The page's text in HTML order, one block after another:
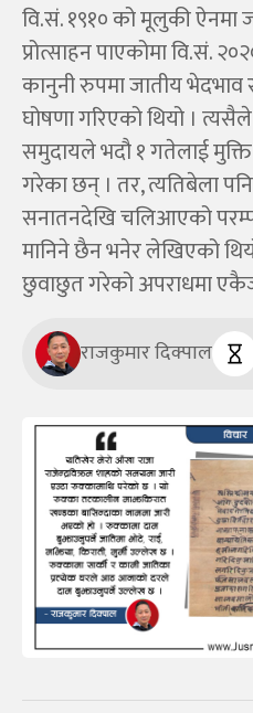
वि.सं. १९१० को मूलुकी ऐनमा
प्रोत्साहन पाएकोमा वि.सं.
कानुनी रुपमा जातीय
घोषणा गरिएको थियो ।
समुदायले भदौ १ गतेलाई
गरेका छन् । तर, त्यतिबेला
सनातनदेखि चलिआएको
मानिने छैन भनेर लेखिएको
छुवाछुत गरेको अपराधमा
राजकुमार दिक्पाल